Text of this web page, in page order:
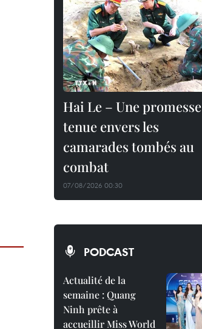
Hai Le – Une promesse
tenue envers les
camarades tombés au
combat
07/08/2026 00:30
PODCAST
Actualité de la
semaine : Quang
Ninh prête à
accueillir Miss World